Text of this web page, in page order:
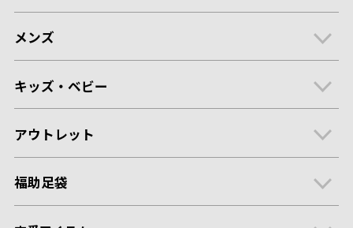
メンズ
キッズ・ベビー
アウトレット
福助足袋